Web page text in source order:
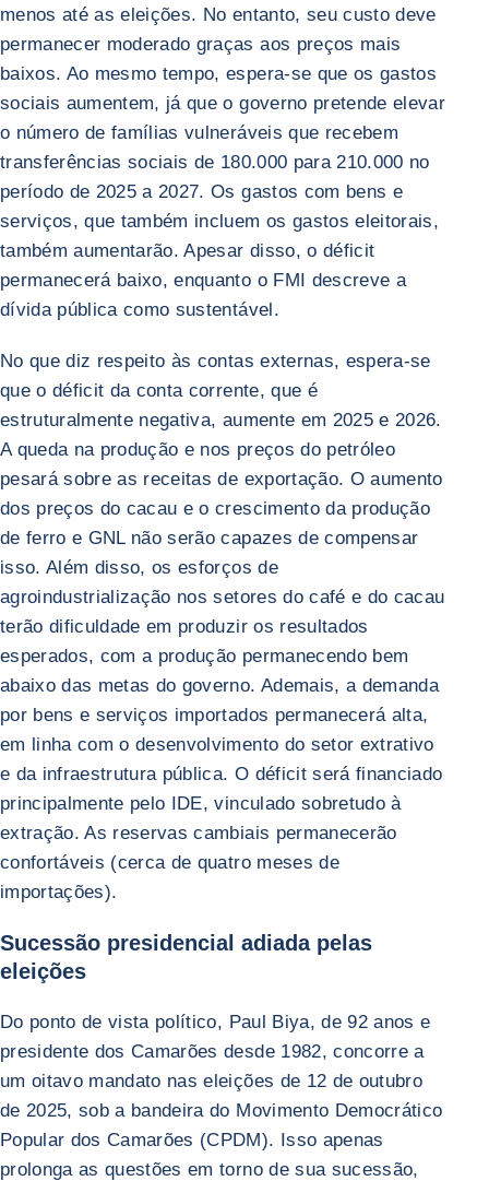
menos até as eleições. No entanto, seu custo deve
permanecer moderado graças aos preços mais
baixos. Ao mesmo tempo, espera-se que os gastos
sociais aumentem, já que o governo pretende elevar
o número de famílias vulneráveis que recebem
transferências sociais de 180.000 para 210.000 no
período de 2025 a 2027. Os gastos com bens e
serviços, que também incluem os gastos eleitorais,
também aumentarão. Apesar disso, o déficit
permanecerá baixo, enquanto o FMI descreve a
dívida pública como sustentável.
No que diz respeito às contas externas, espera-se
que o déficit da conta corrente, que é
estruturalmente negativa, aumente em 2025 e 2026.
A queda na produção e nos preços do petróleo
pesará sobre as receitas de exportação. O aumento
dos preços do cacau e o crescimento da produção
de ferro e GNL não serão capazes de compensar
isso. Além disso, os esforços de
agroindustrialização nos setores do café e do cacau
terão dificuldade em produzir os resultados
esperados, com a produção permanecendo bem
abaixo das metas do governo. Ademais, a demanda
por bens e serviços importados permanecerá alta,
em linha com o desenvolvimento do setor extrativo
e da infraestrutura pública. O déficit será financiado
principalmente pelo IDE, vinculado sobretudo à
extração. As reservas cambiais permanecerão
confortáveis (cerca de quatro meses de
importações).
Sucessão presidencial adiada pelas
eleições
Do ponto de vista político, Paul Biya, de 92 anos e
presidente dos Camarões desde 1982, concorre a
um oitavo mandato nas eleições de 12 de outubro
de 2025, sob a bandeira do Movimento Democrático
Popular dos Camarões (CPDM). Isso apenas
prolonga as questões em torno de sua sucessão,